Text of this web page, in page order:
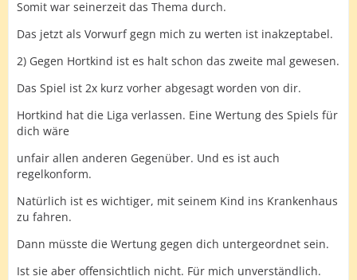
Krankenhaus zu fahren als Liga zu spielen, zumal ich
Hortkind auch informiert habe.
Das finde ich so überhaupt nicht in Ordnung.
Somit war seinerzeit das Thema durch.
Das jetzt als Vorwurf gegn mich zu werten ist inakzeptabel.
2) Gegen Hortkind ist es halt schon das zweite mal gewesen.
Das Spiel ist 2x kurz vorher abgesagt worden von dir.
Hortkind hat die Liga verlassen. Eine Wertung des Spiels für
dich wäre
unfair allen anderen Gegenüber. Und es ist auch
regelkonform.
Natürlich ist es wichtiger, mit seinem Kind ins Krankenhaus
zu fahren.
Dann müsste die Wertung gegen dich untergeordnet sein.
Ist sie aber offensichtlich nicht. Für mich unverständlich.